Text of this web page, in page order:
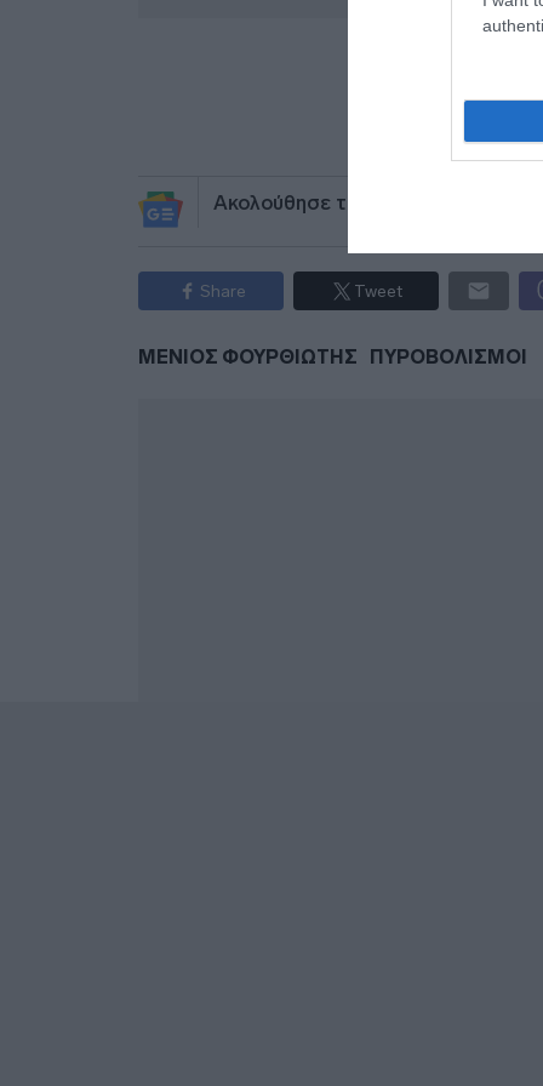
Ακολούθησε το debater.gr στο
Share Tweet
ΜΕΝΙΟΣ ΦΟΥΡΘΙΩΤΗΣ ΠΥΡΟΒΟΛΙΣΜΟΙ